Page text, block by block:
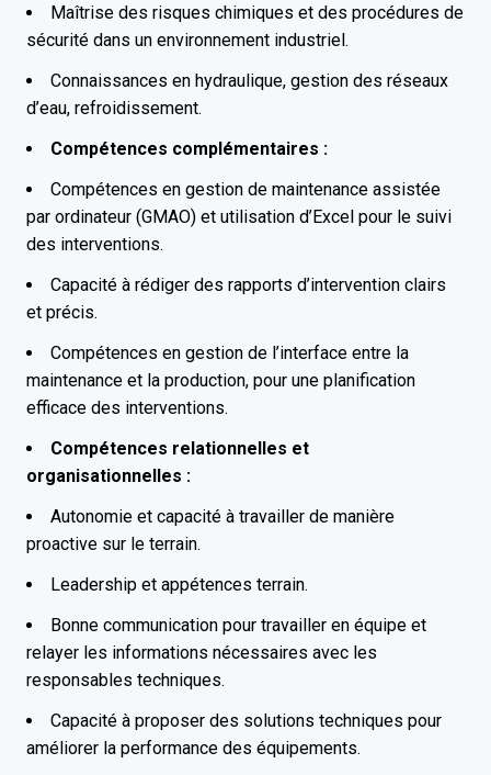
Maîtrise des risques chimiques et des procédures de
sécurité dans un environnement industriel.
Connaissances en hydraulique, gestion des réseaux
d’eau, refroidissement.
Compétences complémentaires :
Compétences en gestion de maintenance assistée
par ordinateur (GMAO) et utilisation d’Excel pour le suivi
des interventions.
Capacité à rédiger des rapports d’intervention clairs
et précis.
Compétences en gestion de l’interface entre la
maintenance et la production, pour une planification
efficace des interventions.
Compétences relationnelles et
organisationnelles :
Autonomie et capacité à travailler de manière
proactive sur le terrain.
Leadership et appétences terrain.
Bonne communication pour travailler en équipe et
relayer les informations nécessaires avec les
responsables techniques.
Capacité à proposer des solutions techniques pour
améliorer la performance des équipements.